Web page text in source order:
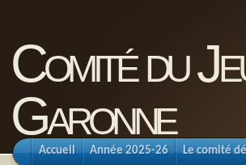
Comité du
Garonne
Accueil Année 2025-26 Le comité